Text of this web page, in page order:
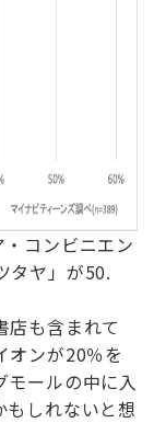
コンビニエン
タヤ」が50.
店も含まれて
オンが20％を
モールの中に入
もしれないと想